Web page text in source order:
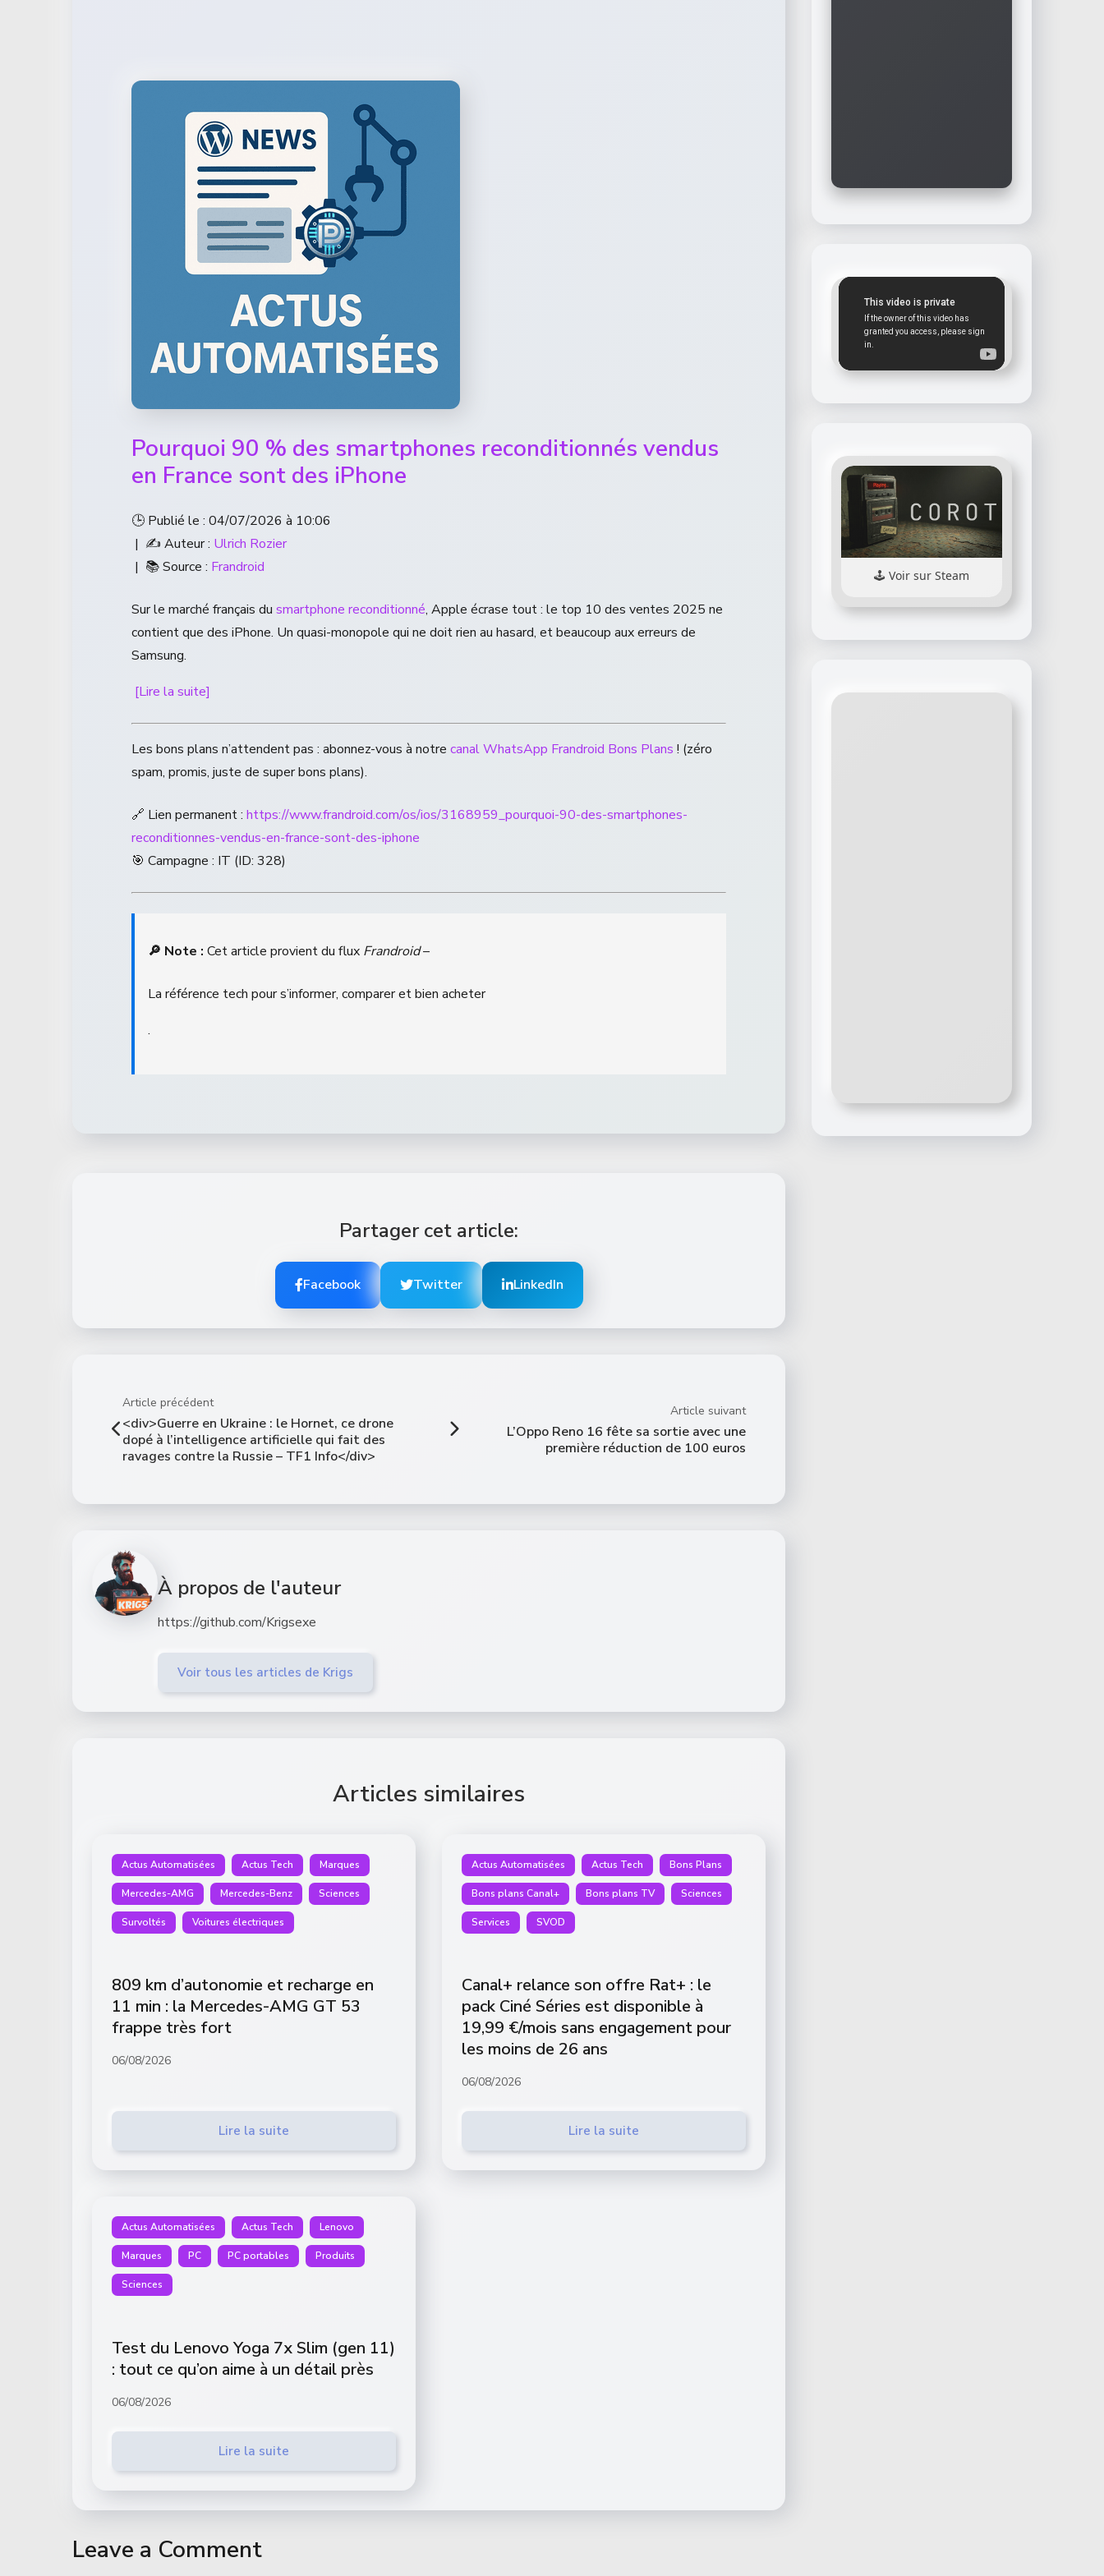
Pourquoi 90 % des smartphones reconditionnés vendus
en France sont des iPhone
🕒 Publié le : 04/07/2026 à 10:06
| ✍️ Auteur : Ulrich Rozier
| 📚 Source : Frandroid
Sur le marché français du smartphone reconditionné, Apple écrase tout : le top 10 des ventes 2025 ne
contient que des iPhone. Un quasi-monopole qui ne doit rien au hasard, et beaucoup aux erreurs de
Samsung.
[Lire la suite]
Les bons plans n’attendent pas : abonnez-vous à notre canal WhatsApp Frandroid Bons Plans ! (zéro
spam, promis, juste de super bons plans).
🔗 Lien permanent : https://www.frandroid.com/os/ios/3168959_pourquoi-90-des-smartphones-
reconditionnes-vendus-en-france-sont-des-iphone
🎯 Campagne : IT (ID: 328)
🔎 Note : Cet article provient du flux Frandroid–
La référence tech pour s’informer, comparer et bien acheter
.
Partager cet article:
Facebook Twitter LinkedIn
Article précédent
<div>Guerre en Ukraine : le Hornet, ce drone
dopé à l’intelligence artificielle qui fait des
ravages contre la Russie – TF1 Info</div>
Article suivant
L’Oppo Reno 16 fête sa sortie avec une
première réduction de 100 euros
À propos de l'auteur
https://github.com/Krigsexe
Voir tous les articles de Krigs
Articles similaires
Actus Automatisées Actus Tech Marques
Mercedes-AMG Mercedes-Benz Sciences
Survoltés Voitures électriques
809 km d’autonomie et recharge en
11 min : la Mercedes-AMG GT 53
frappe très fort
06/08/2026
Lire la suite
Actus Automatisées Actus Tech Bons Plans
Bons plans Canal+ Bons plans TV Sciences
Services SVOD
Canal+ relance son offre Rat+ : le
pack Ciné Séries est disponible à
19,99 €/mois sans engagement pour
les moins de 26 ans
06/08/2026
Lire la suite
Actus Automatisées Actus Tech Lenovo
Marques PC PC portables Produits
Sciences
Test du Lenovo Yoga 7x Slim (gen 11)
: tout ce qu’on aime à un détail près
06/08/2026
Lire la suite
Leave a Comment
Voir sur Steam